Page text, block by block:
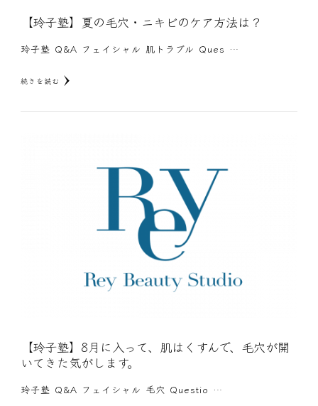
【玲子塾】夏の毛穴・ニキビのケア方法は？
玲子塾 Q&A フェイシャル 肌トラブル Ques …
続きを読む
【玲子塾】8月に入って、肌はくすんで、毛穴が開
いてきた気がします。
玲子塾 Q&A フェイシャル 毛穴 Questio …